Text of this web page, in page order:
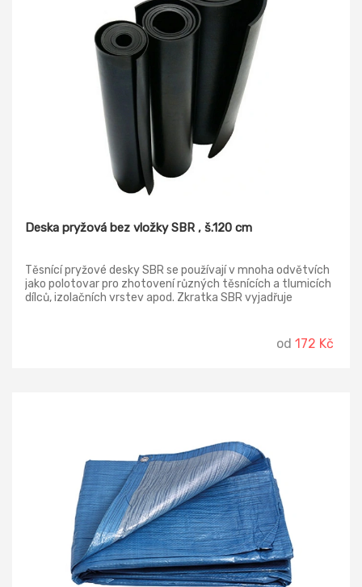
Deska pryžová bez vložky SBR , š.120 cm
Těsnící pryžové desky SBR se používají v mnoha odvětvích
jako polotovar pro zhotovení různých těsnících a tlumicích
dílců, izolačních vrstev apod. Zkratka SBR vyjadřuje
odolností proti mechanickému namáhání pryžové desky, má
však omezenou odolnost proti oleji, povětrnostním vlivům a
od 172 Kč